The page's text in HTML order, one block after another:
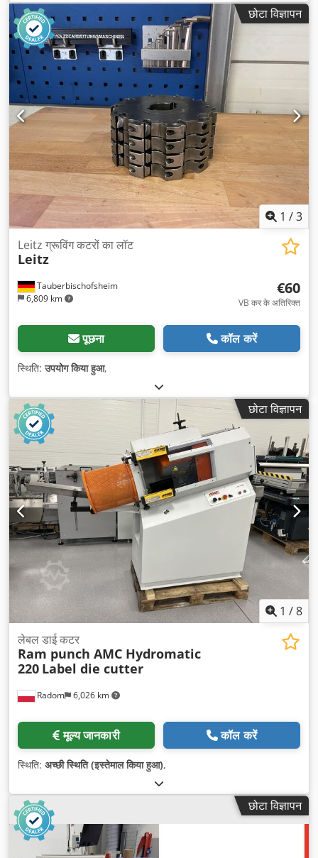
छोटा विज्ञापन
1 /3
Tauberbischofsheim
6,809 km
Leitz ग्रूविंग कटरों का लॉट
Leitz
€60
VB कर के अतिरिक्त
पूछना कॉल करें
स्थिति:उपयोग किया हुआ,
छोटा विज्ञापन
1 /8
Radom 6,026 km
लेबल डाई कटर
Ram punch AMC Hydromatic
220 Label die cutter
मूल्य जानकारी कॉल करें
स्थिति: अच्छी स्थिति (इस्तेमाल किया हुआ),
छोटा विज्ञापन